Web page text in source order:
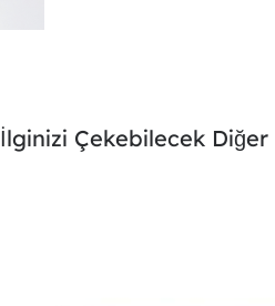
İlginizi Çekebilecek